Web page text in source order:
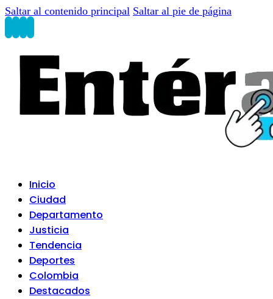
Saltar al contenido principal Saltar al pie de página
Inicio
Ciudad
Departamento
Justicia
Tendencia
Deportes
Colombia
Destacados